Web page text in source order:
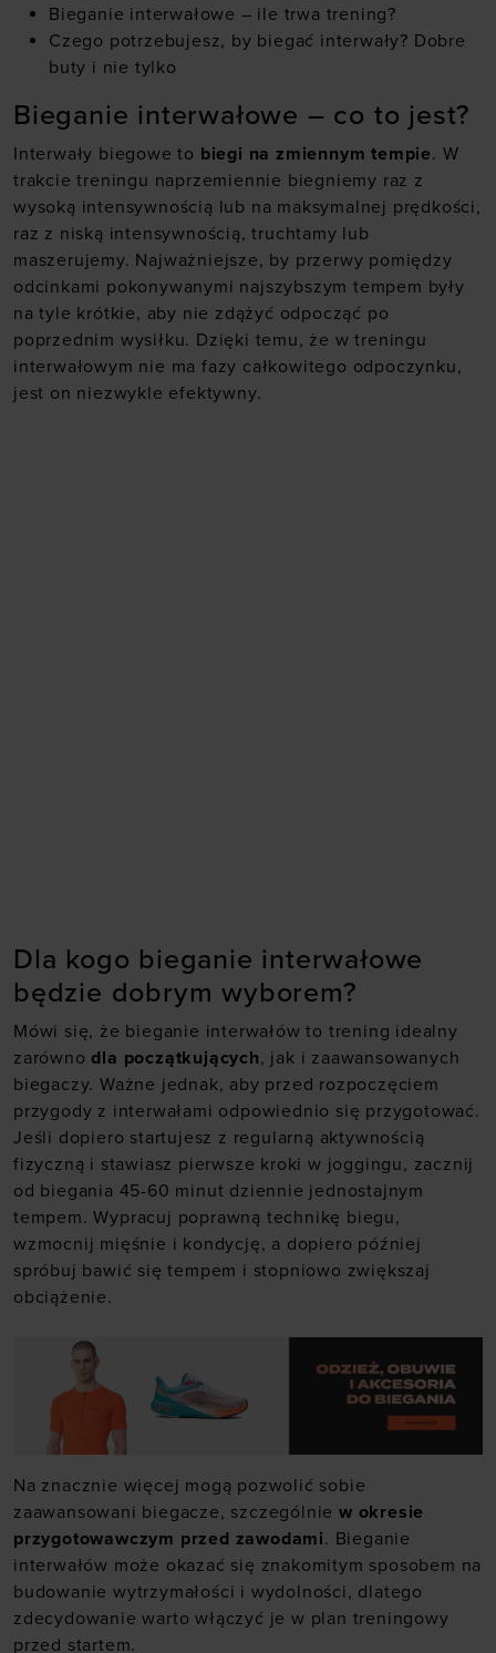
Bieganie interwałowe – ile trwa trening?
Czego potrzebujesz, by biegać interwały? Dobre
buty i nie tylko
Bieganie interwałowe – co to jest?
Interwały biegowe to biegi na zmiennym tempie. W
trakcie treningu naprzemiennie biegniemy raz z
wysoką intensywnością lub na maksymalnej prędkości,
raz z niską intensywnością, truchtamy lub
maszerujemy. Najważniejsze, by przerwy pomiędzy
odcinkami pokonywanymi najszybszym tempem były
na tyle krótkie, aby nie zdążyć odpocząć po
poprzednim wysiłku. Dzięki temu, że w treningu
interwałowym nie ma fazy całkowitego odpoczynku,
jest on niezwykle efektywny.
Dla kogo bieganie interwałowe
będzie dobrym wyborem?
Mówi się, że bieganie interwałów to trening idealny
zarównodla początkujących, jak i zaawansowanych
biegaczy. Ważne jednak, aby przed rozpoczęciem
przygody z interwałami odpowiednio się przygotować.
Jeśli dopiero startujesz z regularną aktywnością
fizyczną i stawiasz pierwsze kroki w joggingu, zacznij
od biegania 45-60 minut dziennie jednostajnym
tempem. Wypracuj poprawną technikę biegu,
wzmocnij mięśnie i kondycję, a dopiero później
spróbuj bawić się tempem i stopniowo zwiększaj
obciążenie.
Na znacznie więcej mogą pozwolić sobie
zaawansowani biegacze, szczególnie w okresie
przygotowawczym przed zawodami. Bieganie
interwałów może okazać się znakomitym sposobem na
budowanie wytrzymałości i wydolności, dlatego
zdecydowanie warto włączyć je w plan treningowy
przed startem.